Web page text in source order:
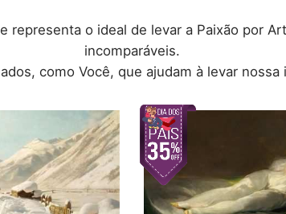
o ideal de levar a Paixão por
incomparáveis.
como Você, que ajudam à levar nossa